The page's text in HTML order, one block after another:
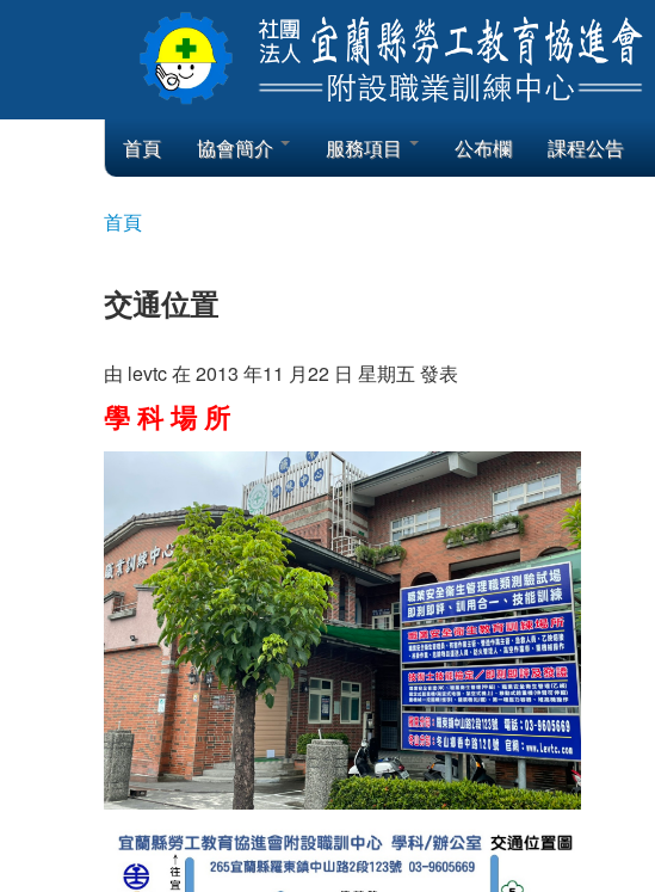
首頁 協會簡介 服務項目 公布欄 課程公告
您在這裡
首頁
交通位置
由 levtc在 2013 年11 月22 日 星期五 發表
學 科 場 所